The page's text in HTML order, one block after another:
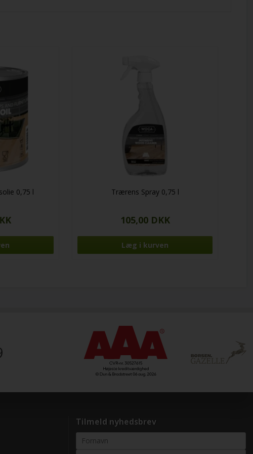
0,75 l Trærens Spray 0,75 l
105,00 DKK
Tilmeld nyhedsbrev